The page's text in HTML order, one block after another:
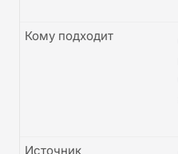
Кому подходит
Источник